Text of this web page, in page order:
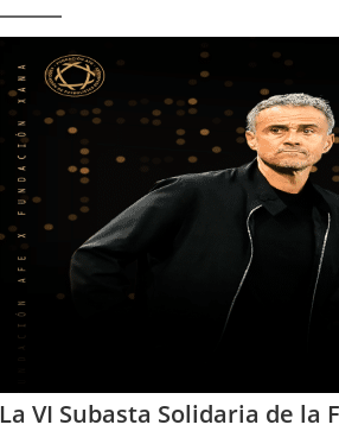
La VI Subasta Solidaria de la